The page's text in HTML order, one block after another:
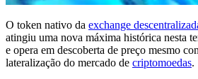
O token nativo da exchange
atingiu uma nova máxima histórica nesta
e opera em descoberta de preço mesmo
lateralização do mercado de criptomoedas.